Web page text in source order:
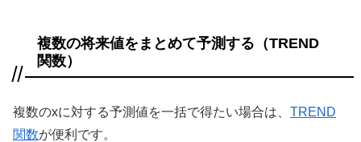
複数の将来値をまとめて予測する（TREND
関数）
複数のxに対する予測値を一括で得たい場合は、 TREND
関数が便利です。